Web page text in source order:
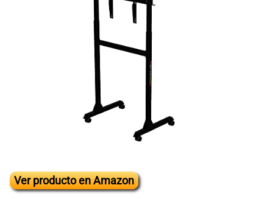
Ver producto en Amazon